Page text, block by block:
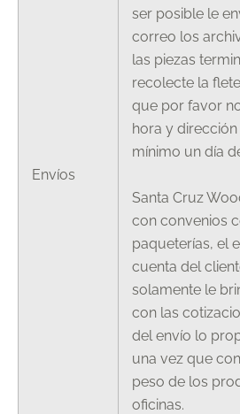
Envíos
ser posible le
correo los
las piezas
recolecte la
que por favor
hora y
mínimo un día
Santa Cruz
con convenios
paqueterías, el
cuenta del
solamente le
con las
del envío lo
una vez que
peso de los
oficinas.